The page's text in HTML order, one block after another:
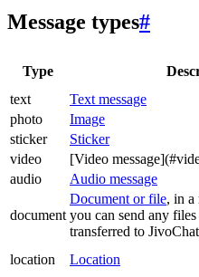
Message types#
Type
text
Text message
photo
Image
sticker
Sticker
video
[Video
audio
Audio message
document
Document or file, in a
you can send any
transferred to
location Location